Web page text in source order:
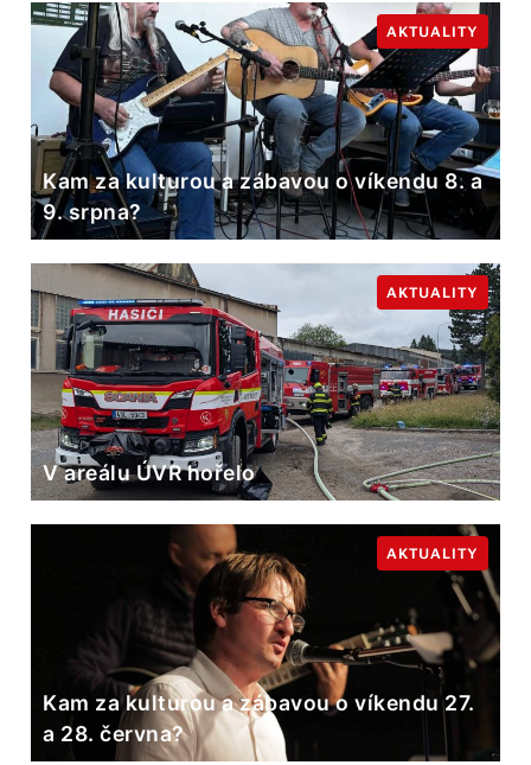
Kam za kulturou a zábavou o víkendu 8. a
9. srpna?
AKTUALITY
V areálu ÚVR hořelo
AKTUALITY
Kam za kulturou a zábavou o víkendu 27.
a 28. června?
AKTUALITY